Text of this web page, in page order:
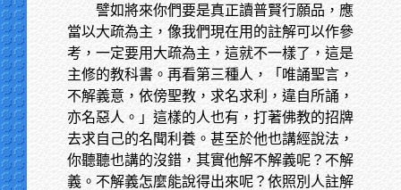
譬如將來你們要是真正讀普賢行願品，應
當以大疏為主，像我們現在用的註解可以作參
考，一定要用大疏為主，這就不一樣了，這是
主修的教科書。再看第三種人，「唯誦聖言，
不解義意，依傍聖教，求名求利，違自所誦，
亦名惡人。」這樣的人也有，打著佛教的招牌
去求自己的名聞利養。甚至於他也講經說法，
你聽聽也講的沒錯，其實他解不解義呢？不解
義。不解義怎麼能說得出來呢？依照別人註解